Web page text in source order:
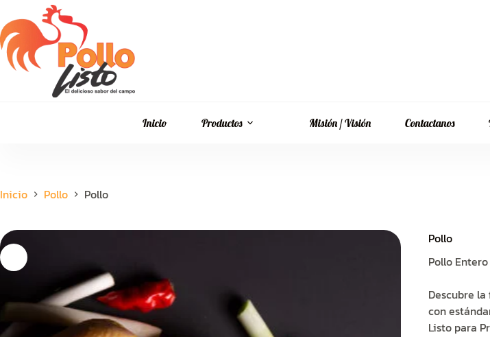
al
contenido
Inicio Productos Misión / Visión Contactanos
Inicio Pollo Pollo
Pollo
Pollo
Descubre
con
Listo para